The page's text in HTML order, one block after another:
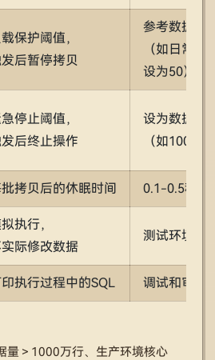
保护阈值，
后暂停拷贝
参考数据库
（如日常
设为50）
停止阈值，
后终止操作
设为数据库
（如100）
拷贝后的休眠时间 0.1-0.5秒，
执行，
际修改数据
测试环境必
执行过程中的SQL 调试和审计
量＞1000万行、生产环境核心